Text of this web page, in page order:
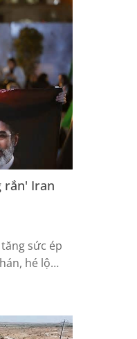
Tiên
vấn đề thời
rắn' Iran
sức ép
hé lộ